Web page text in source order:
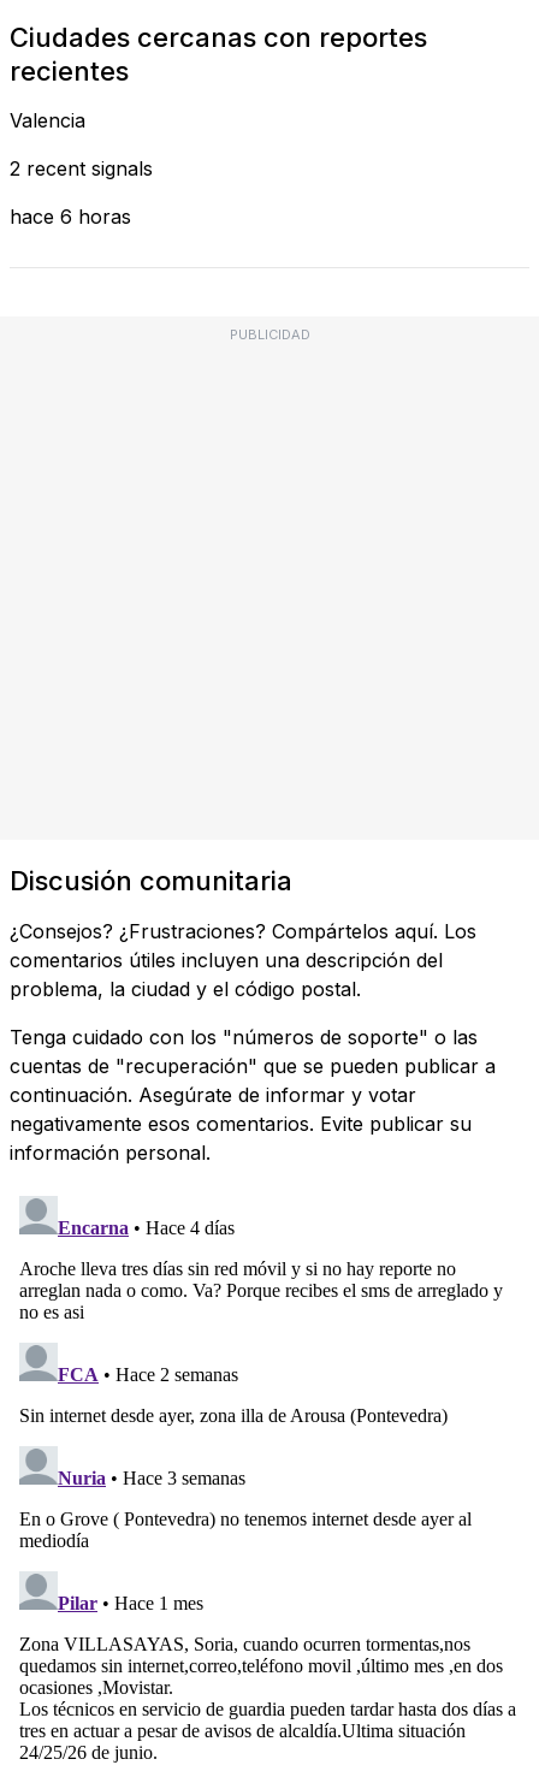
Ciudades cercanas con reportes
recientes
Valencia
2 recent signals
hace 6 horas
PUBLICIDAD
Discusión comunitaria
¿Consejos? ¿Frustraciones? Compártelos aquí. Los
comentarios útiles incluyen una descripción del
problema, la ciudad y el código postal.
Tenga cuidado con los "números de soporte" o las
cuentas de "recuperación" que se pueden publicar a
continuación. Asegúrate de informar y votar
negativamente esos comentarios. Evite publicar su
información personal.